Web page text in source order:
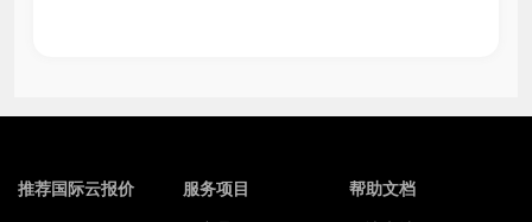
推荐国际云报价 服务项目 帮助文档